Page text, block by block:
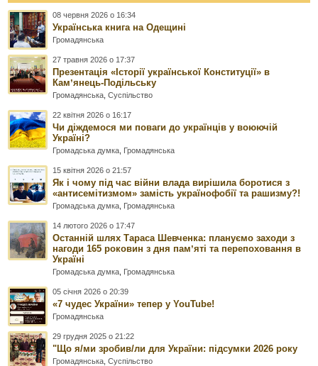
08 червня 2026 о 16:34
Українська книга на Одещині
Громадянська
27 травня 2026 о 17:37
Презентація «Історії української Конституції» в
Камʼянець-Подільську
Громадянська ,Суспільство
22 квітня 2026 о 16:17
Чи діждемося ми поваги до українців у воюючій
Україні?
Громадська думка Громадянська
15 квітня 2026 о 21:57
Як і чому під час війни влада вирішила боротися з
«антисемітизмом» замість українофобії та рашизму?!
Громадська думка Громадянська
14 лютого 2026 о 17:47
Останній шлях Тараса Шевченка: плануємо заходи з
нагоди 165 роковин з дня памʼяті та перепоховання в
Україні
Громадська думка Громадянська
05 січня 2026 о 20:39
«7 чудес України» тепер у YouTube!
Громадянська
29 грудня 2025 о 21:22
"Що я/ми зробив/ли для України: підсумки 2026 року
Громадянська ,Суспільство